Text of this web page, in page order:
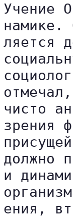
Учение
намике.
ляется
чисто
зрения
должно
и
ения,